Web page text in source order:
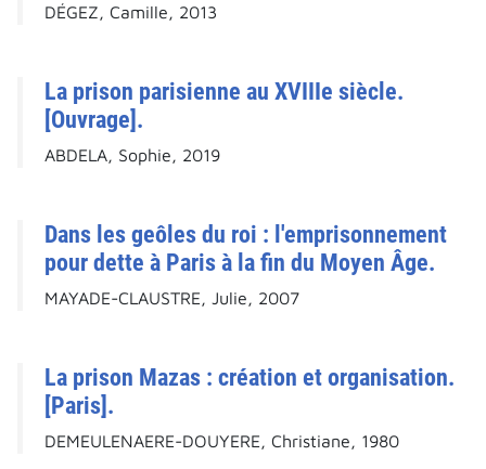
DÉGEZ, Camille, 2013
La prison parisienne au XVIIIe siècle.
[Ouvrage].
ABDELA, Sophie, 2019
Dans les geôles du roi : l'emprisonnement
pour dette à Paris à la fin du Moyen Âge.
MAYADE-CLAUSTRE, Julie, 2007
La prison Mazas : création et organisation.
[Paris].
DEMEULENAERE-DOUYERE, Christiane, 1980